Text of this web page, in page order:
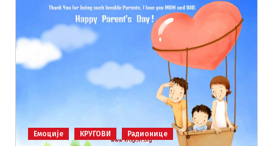
Емоције КРУГОВИ Радионице